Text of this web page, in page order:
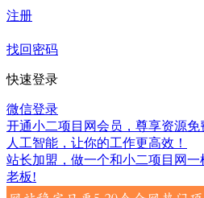
注册
找回密码
快速登录
微信登录
开通小二项目网会员，尊享资源免
人工智能，让你的工作更高效！
站长加盟，做一个和小二项目网
老板!